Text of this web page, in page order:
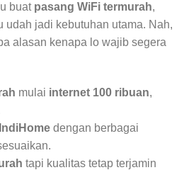
buat pasang WiFi termurah,
udah jadi kebutuhan utama. Nah,
alasan kenapa lo wajib segera
mulai internet 100 ribuan,
dengan berbagai
tapi kualitas tetap terjamin